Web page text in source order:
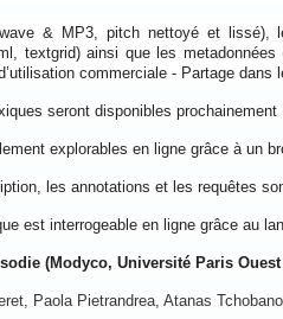
& MP3, pitch nettoyé et lissé),
textgrid) ainsi que les
commerciale - Partage
seront disponibles prochainement
explorables en ligne grâce à un
les annotations et les requêtes
est interrogeable en ligne grâce au
(Modyco, Université Paris Ouest
Paola Pietrandrea, Atanas